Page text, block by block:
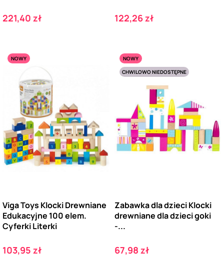
Cena
221,40 zł Cena
122,26 zł
NOWY
Viga Toys Klocki Drewniane
Edukacyjne 100 elem.
Cyferki Literki
Cena
103,95 zł
NOWY
CHWILOWO NIEDOSTĘPNE
Zabawka dla dzieci Klocki
drewniane dla dzieci goki
-...
Cena
67,98 zł